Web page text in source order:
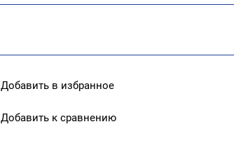
Добавить в избранное
Добавить к сравнению